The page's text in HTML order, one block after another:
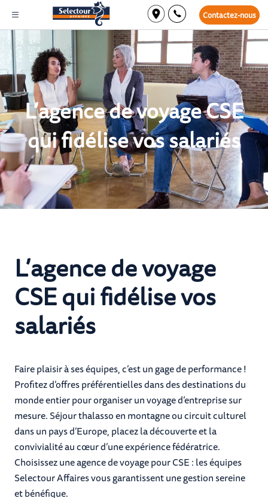
Contactez-nous
L’agence de voyage CSE
qui fidélise vos salariés
L’agence de voyage
CSE qui fidélise vos
salariés
Faire plaisir à ses équipes, c’est un gage de performance !
Profitez d’offres préférentielles dans des destinations du
monde entier pour organiser un voyage d’entreprise sur
mesure. Séjour thalasso en montagne ou circuit culturel
dans un pays d’Europe, placez la découverte et la
convivialité au cœur d’une expérience fédératrice.
Choisissez une agence de voyage pour CSE : les équipes
Selectour Affaires vous garantissent une gestion sereine
et bénéfique.